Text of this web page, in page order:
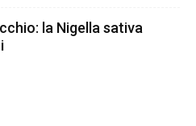
la Nigella sativa